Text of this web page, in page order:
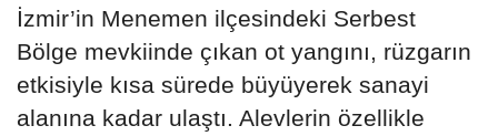
İzmir’in Menemen ilçesindeki Serbest
Bölge mevkiinde çıkan ot yangını, rüzgarın
etkisiyle kısa sürede büyüyerek sanayi
alanına kadar ulaştı. Alevlerin özellikle